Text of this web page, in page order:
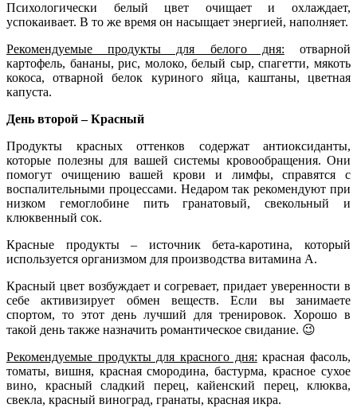
Психологически белый цвет очищает и охлаждает,
успокаивает. В то же время он насыщает энергией, наполняет.
Рекомендуемые продукты для белого дня: отварной
картофель, бананы, рис, молоко, белый сыр, спагетти, мякоть
кокоса, отварной белок куриного яйца, каштаны, цветная
капуста.
День второй – Красный
Продукты красных оттенков содержат антиоксиданты,
которые полезны для вашей системы кровообращения. Они
помогут очищению вашей крови и лимфы, справятся с
воспалительными процессами. Недаром так рекомендуют при
низком гемоглобине пить гранатовый, свекольный и
клюквенный сок.
Красные продукты – источник бета-каротина, который
используется организмом для производства витамина А.
Красный цвет возбуждает и согревает, придает уверенности в
себе активизирует обмен веществ. Если вы занимаете
спортом, то этот день лучший для тренировок. Хорошо в
такой день также назначить романтическое свидание. 😉
Рекомендуемые продукты для красного дня: красная фасоль,
томаты, вишня, красная смородина, бастурма, красное сухое
вино, красный сладкий перец, кайенский перец, клюква,
свекла, красный ви­ноград, гранаты, красная икра.